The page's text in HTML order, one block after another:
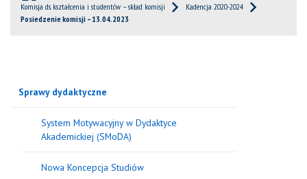
Komisja ds. kształcenia i studentów – skład komisji
Kadencja 2020-2024
Posiedzenie komisji – 13.04.2023
Sprawy dydaktyczne
System Motywacyjny w Dydaktyce
Akademickiej (SMoDA)
Nowa Koncepcja Studiów